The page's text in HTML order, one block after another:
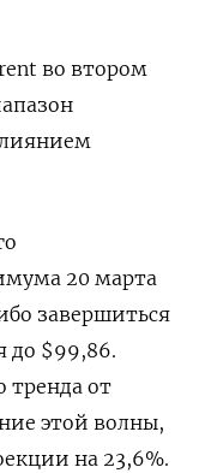
во втором
20 марта
завершиться
до $99,86.
тренда от
этой волны,
на 23,6%.